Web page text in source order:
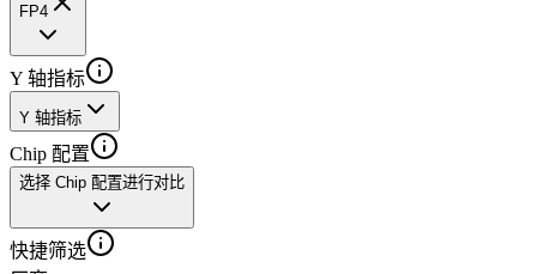
FP4
Y 轴指标
Y 轴指标
Chip 配置
选择 Chip 配置进行对比
快捷筛选